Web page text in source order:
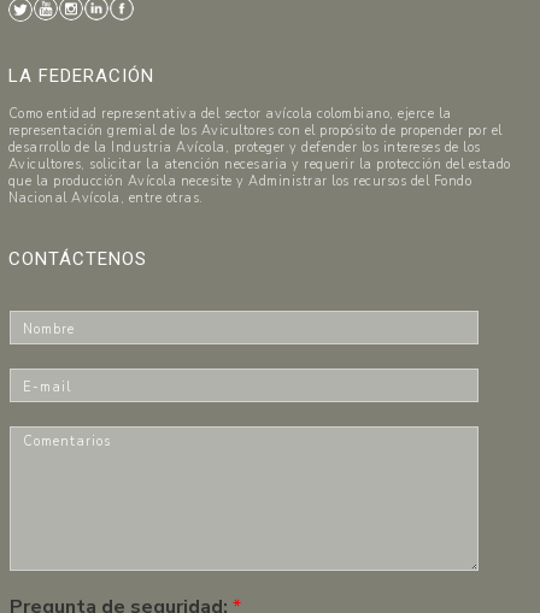
LA FEDERACIÓN
Como entidad representativa del sector avícola colombiano, ejerce la
representación gremial de los Avicultores con el propósito de propender por el
desarrollo de la Industria Avícola, proteger y defender los intereses de los
Avicultores, solicitar la atención necesaria y requerir la protección del estado
que la producción Avícola necesite y Administrar los recursos del Fondo
Nacional Avícola, entre otras.
CONTÁCTENOS
o
m
b
-
m
rPregunta de seguridad: *